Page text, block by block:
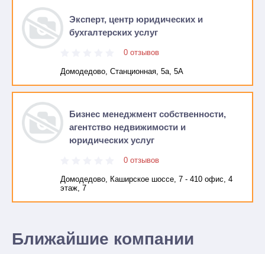
Эксперт, центр юридических и
бухгалтерских услуг
0 отзывов
Домодедово, Станционная, 5а, 5А
Бизнес менеджмент собственности,
агентство недвижимости и
юридических услуг
0 отзывов
Домодедово, Каширское шоссе, 7 - 410 офис, 4
этаж, 7
Ближайшие компании